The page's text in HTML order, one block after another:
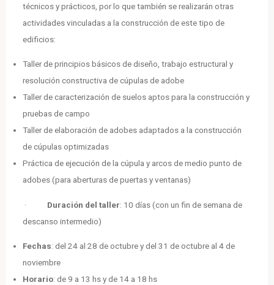
técnicos y prácticos, por lo que también se realizarán otras
actividades vinculadas a la construcción de este tipo de
edificios:
Taller de principios básicos de diseño, trabajo estructural y
resolución constructiva de cúpulas de adobe
Taller de caracterización de suelos aptos para la construcción y
pruebas de campo
Taller de elaboración de adobes adaptados a la construcción
de cúpulas optimizadas
Práctica de ejecución de la cúpula y arcos de medio punto de
adobes (para aberturas de puertas y ventanas)
· Duración del taller: 10 días (con un fin de semana de
descanso intermedio)
Fechas: del 24 al 28 de octubre y del 31 de octubre al 4 de
noviembre
Horario: de 9 a 13 hs y de 14 a 18 hs